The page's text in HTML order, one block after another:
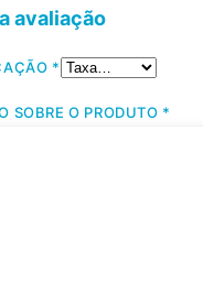
avaliação
*
SOBRE O PRODUTO *